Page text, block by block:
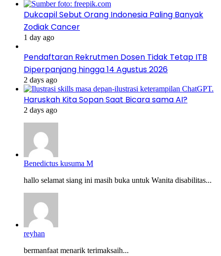
Dukcapil Sebut Orang Indonesia Paling Banyak
Zodiak Cancer
1 day ago
Pendaftaran Rekrutmen Dosen Tidak Tetap ITB
Diperpanjang hingga 14 Agustus 2026
2 days ago
Haruskah Kita Sopan Saat Bicara sama AI?
2 days ago
Benedictus kusuma M
hallo selamat siang ini masih buka untuk Wanita disabilitas...
reyhan
bermanfaat menarik terimaksaih...